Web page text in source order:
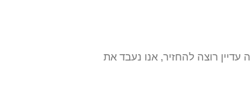
אתה עדיין רוצה להחזיר, אנו נעבד את